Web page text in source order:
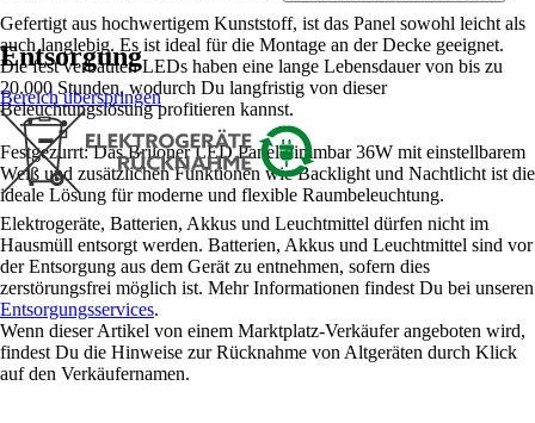
Gefertigt aus hochwertigem Kunststoff, ist das Panel sowohl leicht als
auch langlebig. Es ist ideal für die Montage an der Decke geeignet.
Die fest verbauten LEDs haben eine lange Lebensdauer von bis zu
20.000 Stunden, wodurch Du langfristig von dieser
Beleuchtungslösung profitieren kannst.
Festgezurrt: Das Briloner LED Panel dimmbar 36W mit einstellbarem
Weiß und zusätzlichen Funktionen wie Backlight und Nachtlicht ist die
ideale Lösung für moderne und flexible Raumbeleuchtung.
Entsorgung
Bereich überspringen
Elektrogeräte, Batterien, Akkus und Leuchtmittel dürfen nicht im
Hausmüll entsorgt werden. Batterien, Akkus und Leuchtmittel sind vor
der Entsorgung aus dem Gerät zu entnehmen, sofern dies
zerstörungsfrei möglich ist. Mehr Informationen findest Du bei unseren
Entsorgungsservices.
Wenn dieser Artikel von einem Marktplatz-Verkäufer angeboten wird,
findest Du die Hinweise zur Rücknahme von Altgeräten durch Klick
auf den Verkäufernamen.